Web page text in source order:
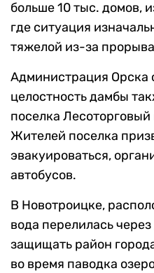
больше 10 тыс. домов,
где ситуация
тяжелой из-за
Администрация Орска
целостность дамбы
поселка Лесоторговый
Жителей поселка
эвакуироваться,
автобусов.
В Новотроицке,
вода перелилась
защищать район
во время паводка